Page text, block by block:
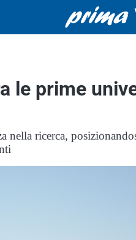
le prime
nella ricerca,